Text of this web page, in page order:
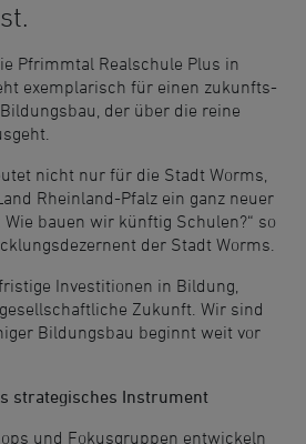
Pfrimmtal Realschule Plus in
exemplarisch für einen zukunfts­
der über die reine
nicht nur für die Stadt Worms,
Rheinland-Pfalz ein ganz neuer
bauen wir künftig Schulen?“ so
der Stadt Worms.
Investitionen in Bildung,
Zukunft. Wir sind
Bildungs­bau beginnt weit vor
strategisches Instrument
und Fokusgruppen entwickeln